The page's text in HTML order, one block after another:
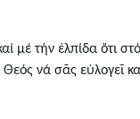
τήν ἐλπίδα ὅτι
νά σᾶς εὐλογεῖ